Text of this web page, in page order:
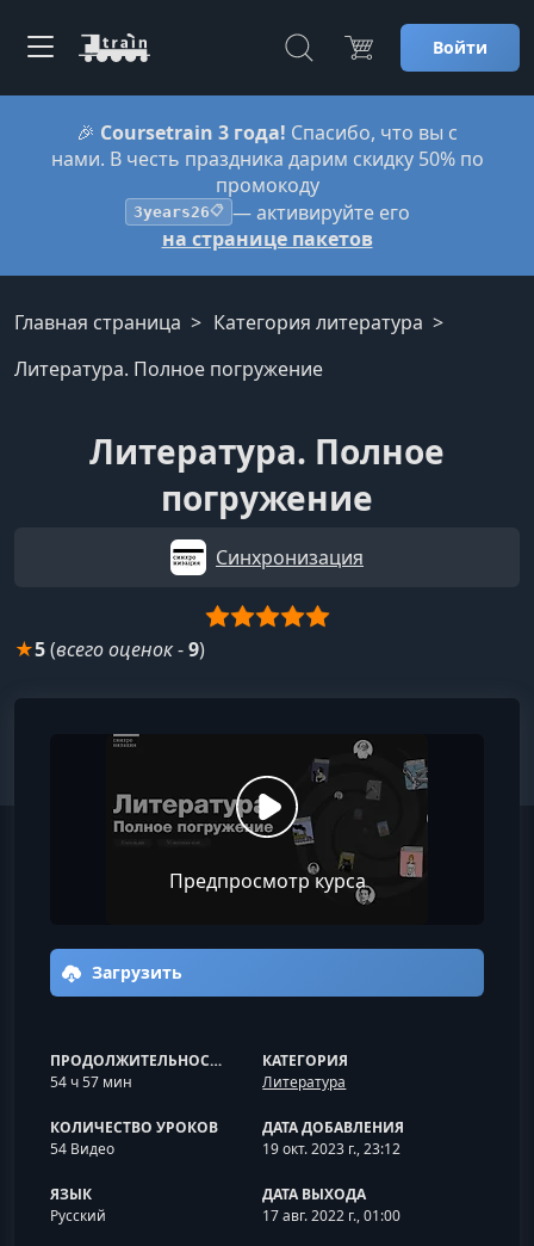
Войти
🎉 Coursetrain 3 года! Спасибо, что вы с
нами. В честь праздника дарим скидку 50% по
промокоду
3years26📋 — активируйте его
на странице пакетов
Главная страница
Категория литература
Литература. Полное погружение
Литература. Полное
погружение
Синхронизация
★5(всего оценок-9)
Предпросмотр курса
Загрузить
ПРОДОЛЖИТЕЛЬНОСТЬ
54 ч 57 мин
КАТЕГОРИЯ
Литература
КОЛИЧЕСТВО УРОКОВ
54 Видео
ДАТА ДОБАВЛЕНИЯ
19 окт. 2023 г., 23:12
ЯЗЫК
Русский
ДАТА ВЫХОДА
17 авг. 2022 г., 01:00